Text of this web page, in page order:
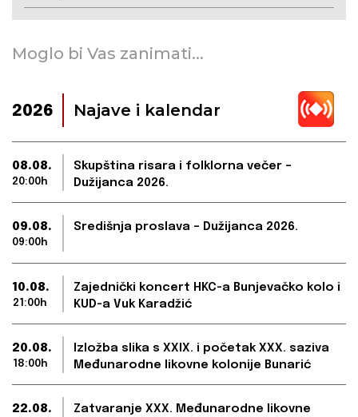
Moglo bi Vas zanimati...
2026 Najave i kalendar
08.08.
20:00h
Skupština risara i folklorna večer –
Dužijanca 2026.
09.08.
09:00h
Središnja proslava – Dužijanca 2026.
10.08.
21:00h
Zajednički koncert HKC-a Bunjevačko kolo i
KUD-a Vuk Karadžić
20.08.
18:00h
Izložba slika s XXIX. i početak XXX. saziva
Međunarodne likovne kolonije Bunarić
22.08.
Zatvaranje XXX. Međunarodne likovne